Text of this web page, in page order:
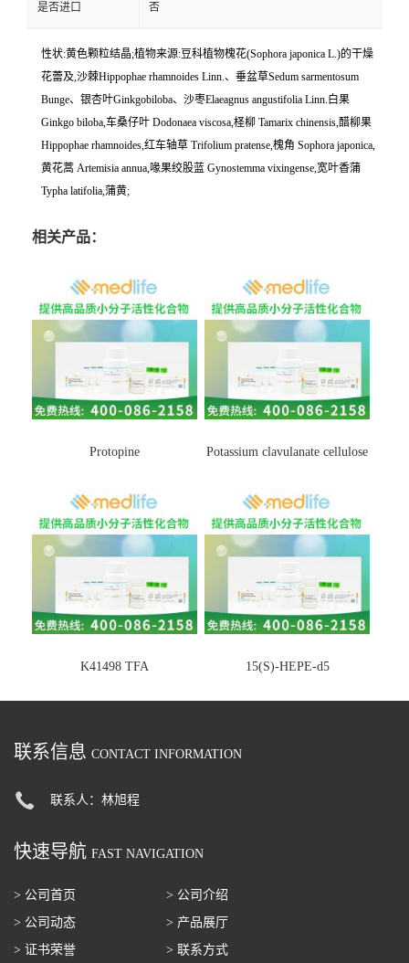
是否进口 否
性状:黄色颗粒结晶;植物来源:豆科植物槐花(Sophora japonica L.)的干燥
花蕾及,沙棘Hippophae rhamnoides Linn.、垂盆草Sedum sarmentosum
Bunge、银杏叶Ginkgobiloba、沙枣Elaeagnus angustifolia Linn.白果
Ginkgo biloba,车桑仔叶 Dodonaea viscosa,柽柳 Tamarix chinensis,醋柳果
Hippophae rhamnoides,红车轴草 Trifolium pratense,槐角 Sophora japonica,
黄花蒿 Artemisia annua,喙果绞股蓝 Gynostemma vixingense,宽叶香蒲
Typha latifolia,蒲黄;
相关产品：
Protopine Potassium clavulanate cellulose
K41498 TFA 15(S)-HEPE-d5
联系信息 CONTACT INFORMATION
联系人：林旭程
快速导航 FAST NAVIGATION
> 公司首页
> 公司介绍
> 公司动态
> 产品展厅
> 证书荣誉
> 联系方式